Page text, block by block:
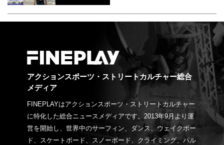
アクションスポーツ・ストリートカルチャー総合
メディア
FINEPLAYはアクションスポーツ・ストリートカルチャー
に特化した総合ニュースメディアです。2013年9月より運
営を開始し、世界中のサーフィン、ダンス、ウェイクボー
ド、スケートボード、スノーボード、クライミング、パル